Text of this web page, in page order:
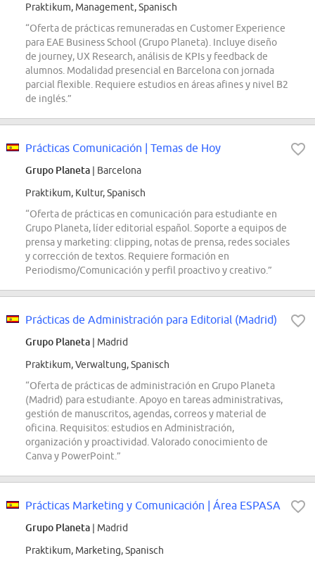
Praktikum, Management, Spanisch
“Oferta de prácticas remuneradas en Customer Experience
para EAE Business School (Grupo Planeta). Incluye diseño
de journey, UX Research, análisis de KPIs y feedback de
alumnos. Modalidad presencial en Barcelona con jornada
parcial flexible. Requiere estudios en áreas afines y nivel B2
de inglés.”
Prácticas Comunicación | Temas de Hoy
Grupo Planeta | Barcelona
Praktikum, Kultur, Spanisch
“Oferta de prácticas en comunicación para estudiante en
Grupo Planeta, líder editorial español. Soporte a equipos de
prensa y marketing: clipping, notas de prensa, redes sociales
y corrección de textos. Requiere formación en
Periodismo/Comunicación y perfil proactivo y creativo.”
Prácticas de Administración para Editorial (Madrid)
Grupo Planeta | Madrid
Praktikum, Verwaltung, Spanisch
“Oferta de prácticas de administración en Grupo Planeta
(Madrid) para estudiante. Apoyo en tareas administrativas,
gestión de manuscritos, agendas, correos y material de
oficina. Requisitos: estudios en Administración,
organización y proactividad. Valorado conocimiento de
Canva y PowerPoint.”
Prácticas Marketing y Comunicación | Área ESPASA
Grupo Planeta | Madrid
Praktikum, Marketing, Spanisch